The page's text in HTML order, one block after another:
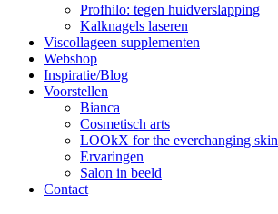
Profhilo: tegen huidverslapping
Kalknagels laseren
Viscollageen supplementen
Webshop
Inspiratie/Blog
Voorstellen
Bianca
Cosmetisch arts
LOOkX for the everchanging skin
Ervaringen
Salon in beeld
Contact